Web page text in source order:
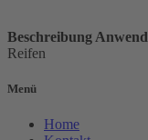
Beschreibung
Reifen
Menü
Home